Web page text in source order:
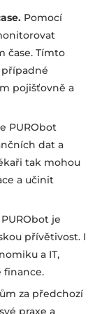
Pomocí
čase. Tímto
pojišťovně a
PURObot
dat a
tak mohou
a učinit
PURObot je
přívětivost. I
a IT,
finance.
za předchozí
praxe a